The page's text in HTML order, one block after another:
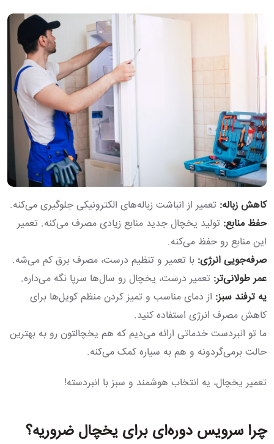
کاهش زباله: تعمیر از انباشت زباله‌های الکترونیکی جلوگیری می‌کنه.
حفظ منابع: تولید یخچال جدید منابع زیادی مصرف می‌کنه. تعمیر
این منابع رو حفظ می‌کنه.
صرفه‌جویی انرژی: با تعمیر و تنظیم درست، مصرف برق کم می‌شه.
عمر طولانی‌تر: تعمیر درست، یخچال رو سال‌ها سرپا نگه می‌داره.
یه ترفند سبز: از دمای مناسب و تمیز کردن منظم کویل‌ها برای
کاهش مصرف انرژی استفاده کنید.
ما تو انبردست خدماتی ارائه می‌دیم که هم یخچالتون رو به بهترین
حالت برمی‌گردونه و هم به سیاره کمک می‌کنه.
تعمیر یخچال، یه انتخاب هوشمند و سبز با انبردسته!
چرا سرویس دوره‌ای برای یخچال ضروریه؟